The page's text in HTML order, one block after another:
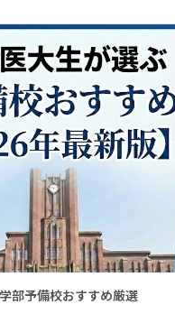
部予備校おすすめ厳選